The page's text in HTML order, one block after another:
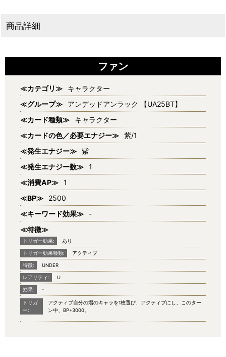
商品詳細
ファン
≪カテゴリ≫
キャラクター
≪グループ≫
アンデッドアンラック 【UA25BT】
≪カード種類≫
キャラクター
≪カードの色／必要エナジー≫ 紫/1
≪発生エナジー≫ 紫
≪発生エナジー数≫ 1
≪消費AP≫ 1
≪BP≫
2500
≪キーワード効果≫
-
≪特徴≫
トリガー効果: あり
トリガー効果種類: アクティブ
特徴: UNDER
レアリティ: U
効果: -
トリガ
ー:
アクティブ自分の場のキャラを1枚選び、アクティブにし、このター
ン中、BP+3000。